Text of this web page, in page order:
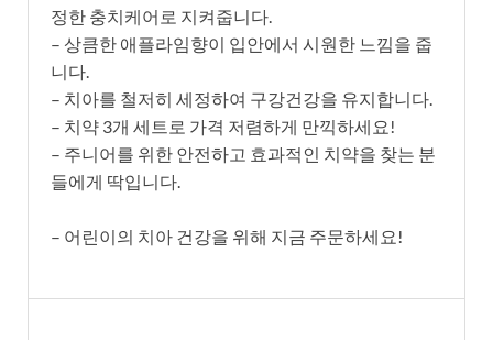
정한 충치케어로 지켜줍니다.
– 상큼한 애플라임향이 입안에서 시원한 느낌을 줍
니다.
– 치아를 철저히 세정하여 구강건강을 유지합니다.
– 치약 3개 세트로 가격 저렴하게 만끽하세요!
– 주니어를 위한 안전하고 효과적인 치약을 찾는 분
들에게 딱입니다.
– 어린이의 치아 건강을 위해 지금 주문하세요!